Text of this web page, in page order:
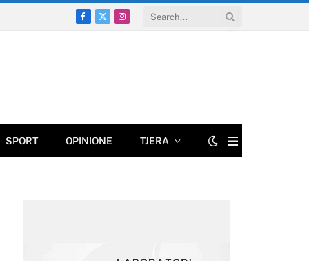
Facebook
X
Instagram
SPORT OPINIONE TJERA